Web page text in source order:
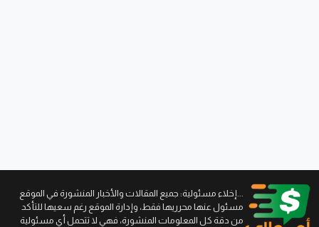
...إخلاء مسئولية: جميع المقالات والأخبار المنشورة في الموقع
مسئول عنها محرريها فقط، وإدارة الموقع رغم سعيها للتأكد
من دقة كل المعلومات المنشورة، فهي لا تتحمل أي مسئولية